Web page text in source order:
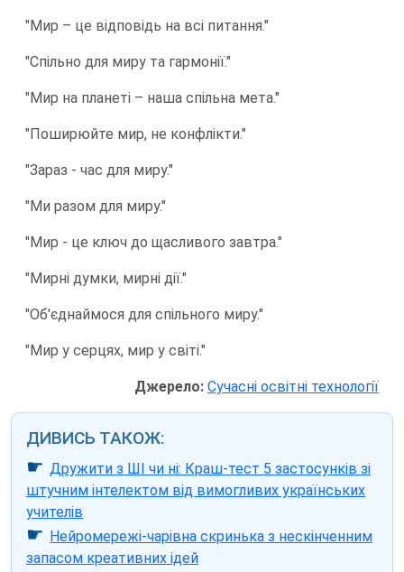
"Мир – це відповідь на всі питання."
"Спільно для миру та гармонії."
"Мир на планеті – наша спільна мета."
"Поширюйте мир, не конфлікти."
"Зараз - час для миру."
"Ми разом для миру."
"Мир - це ключ до щасливого завтра."
"Мирні думки, мирні дії."
"Об'єднаймося для спільного миру."
"Мир у серцях, мир у світі."
Джерело: Сучасні освітні технології
ДИВИСЬ ТАКОЖ:
☛ Дружити з ШІ чи ні: Краш-тест 5 застосунків зі
штучним інтелектом від вимогливих українських
учителів
☛ Нейромережі-чарівна скринька з нескінченним
запасом креативних ідей